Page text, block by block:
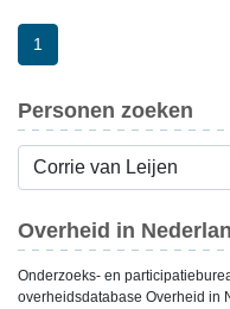
1
Personen zoeken
Overheid in
Onderzoeks- en
overheidsdatabase Overheid in